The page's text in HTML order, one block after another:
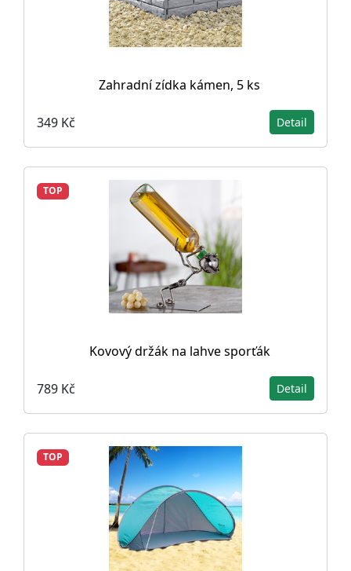
Zahradní zídka kámen, 5 ks
349 Kč Detail
TOP
Kovový držák na lahve sporťák
789 Kč Detail
TOP